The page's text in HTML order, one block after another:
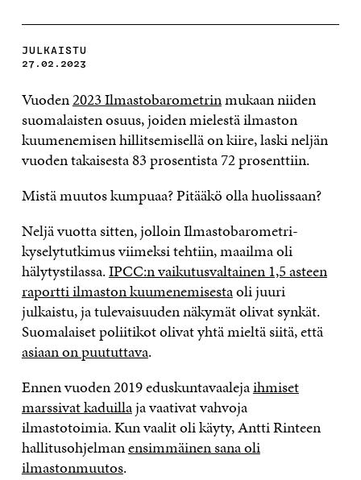
JULKAISTU
27.02.2023
Vuoden2023 Ilmastobarometrinmukaan niiden
suomalaisten osuus, joiden mielestä ilmaston
kuumenemisen hillitsemisellä on kiire, laski neljän
vuoden takaisesta 83 prosentista 72 prosenttiin.
Mistä muutos kumpuaa? Pitääkö olla huolissaan?
Neljä vuotta sitten, jolloin Ilmastobarometri-
kyselytutkimus viimeksi tehtiin, maailma oli
hälytystilassa.IPCC:n vaikutusvaltainen 1,5 asteen
raportti ilmaston kuumenemisestaoli juuri
julkaistu, ja tulevaisuuden näkymät olivat synkät.
Suomalaiset poliitikot olivat yhtä mieltä siitä, että
asiaan on puututtava.
Ennen vuoden 2019 eduskuntavaalejaihmiset
marssivat kaduillaja vaativat vahvoja
ilmastotoimia. Kun vaalit oli käyty, Antti Rinteen
hallitusohjelmanensimmäinen sana oli
ilmastonmuutos.